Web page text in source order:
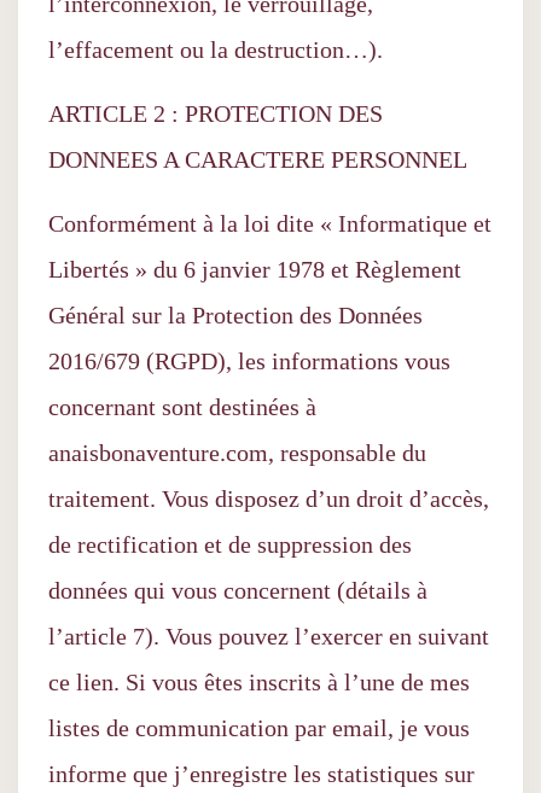
l’effacement ou la destruction…).
ARTICLE 2 : PROTECTION DES
DONNEES A CARACTERE PERSONNEL
Conformément à la loi dite « Informatique et
Libertés » du 6 janvier 1978 et Règlement
Général sur la Protection des Données
2016/679 (RGPD), les informations vous
concernant sont destinées à
anaisbonaventure.com, responsable du
traitement. Vous disposez d’un droit d’accès,
de rectification et de suppression des
données qui vous concernent (détails à
l’article 7). Vous pouvez l’exercer en suivant
ce lien. Si vous êtes inscrits à l’une de mes
listes de communication par email, je vous
informe que j’enregistre les statistiques sur